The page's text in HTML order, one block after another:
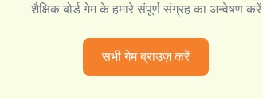
शैक्षिक बोर्ड गेम के हमारे संपूर्ण संग्रह का अन्वेषण करें
सभी गेम ब्राउज़ करें